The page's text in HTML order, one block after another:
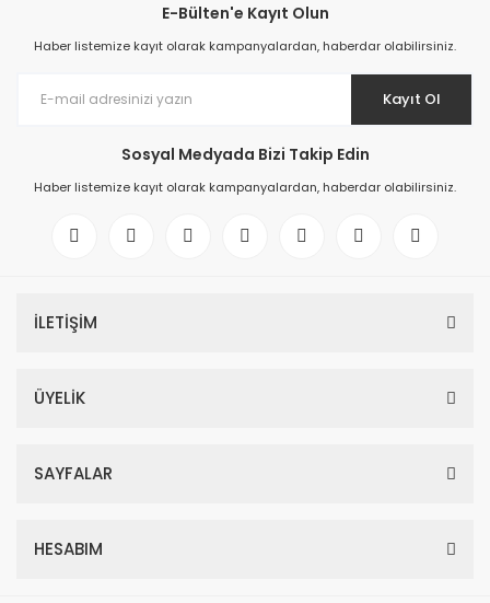
E-Bülten'e Kayıt Olun
Haber listemize kayıt olarak kampanyalardan, haberdar olabilirsiniz.
Kayıt Ol
Sosyal Medyada Bizi Takip Edin
Haber listemize kayıt olarak kampanyalardan, haberdar olabilirsiniz.
İLETİŞİM
ÜYELİK
SAYFALAR
HESABIM